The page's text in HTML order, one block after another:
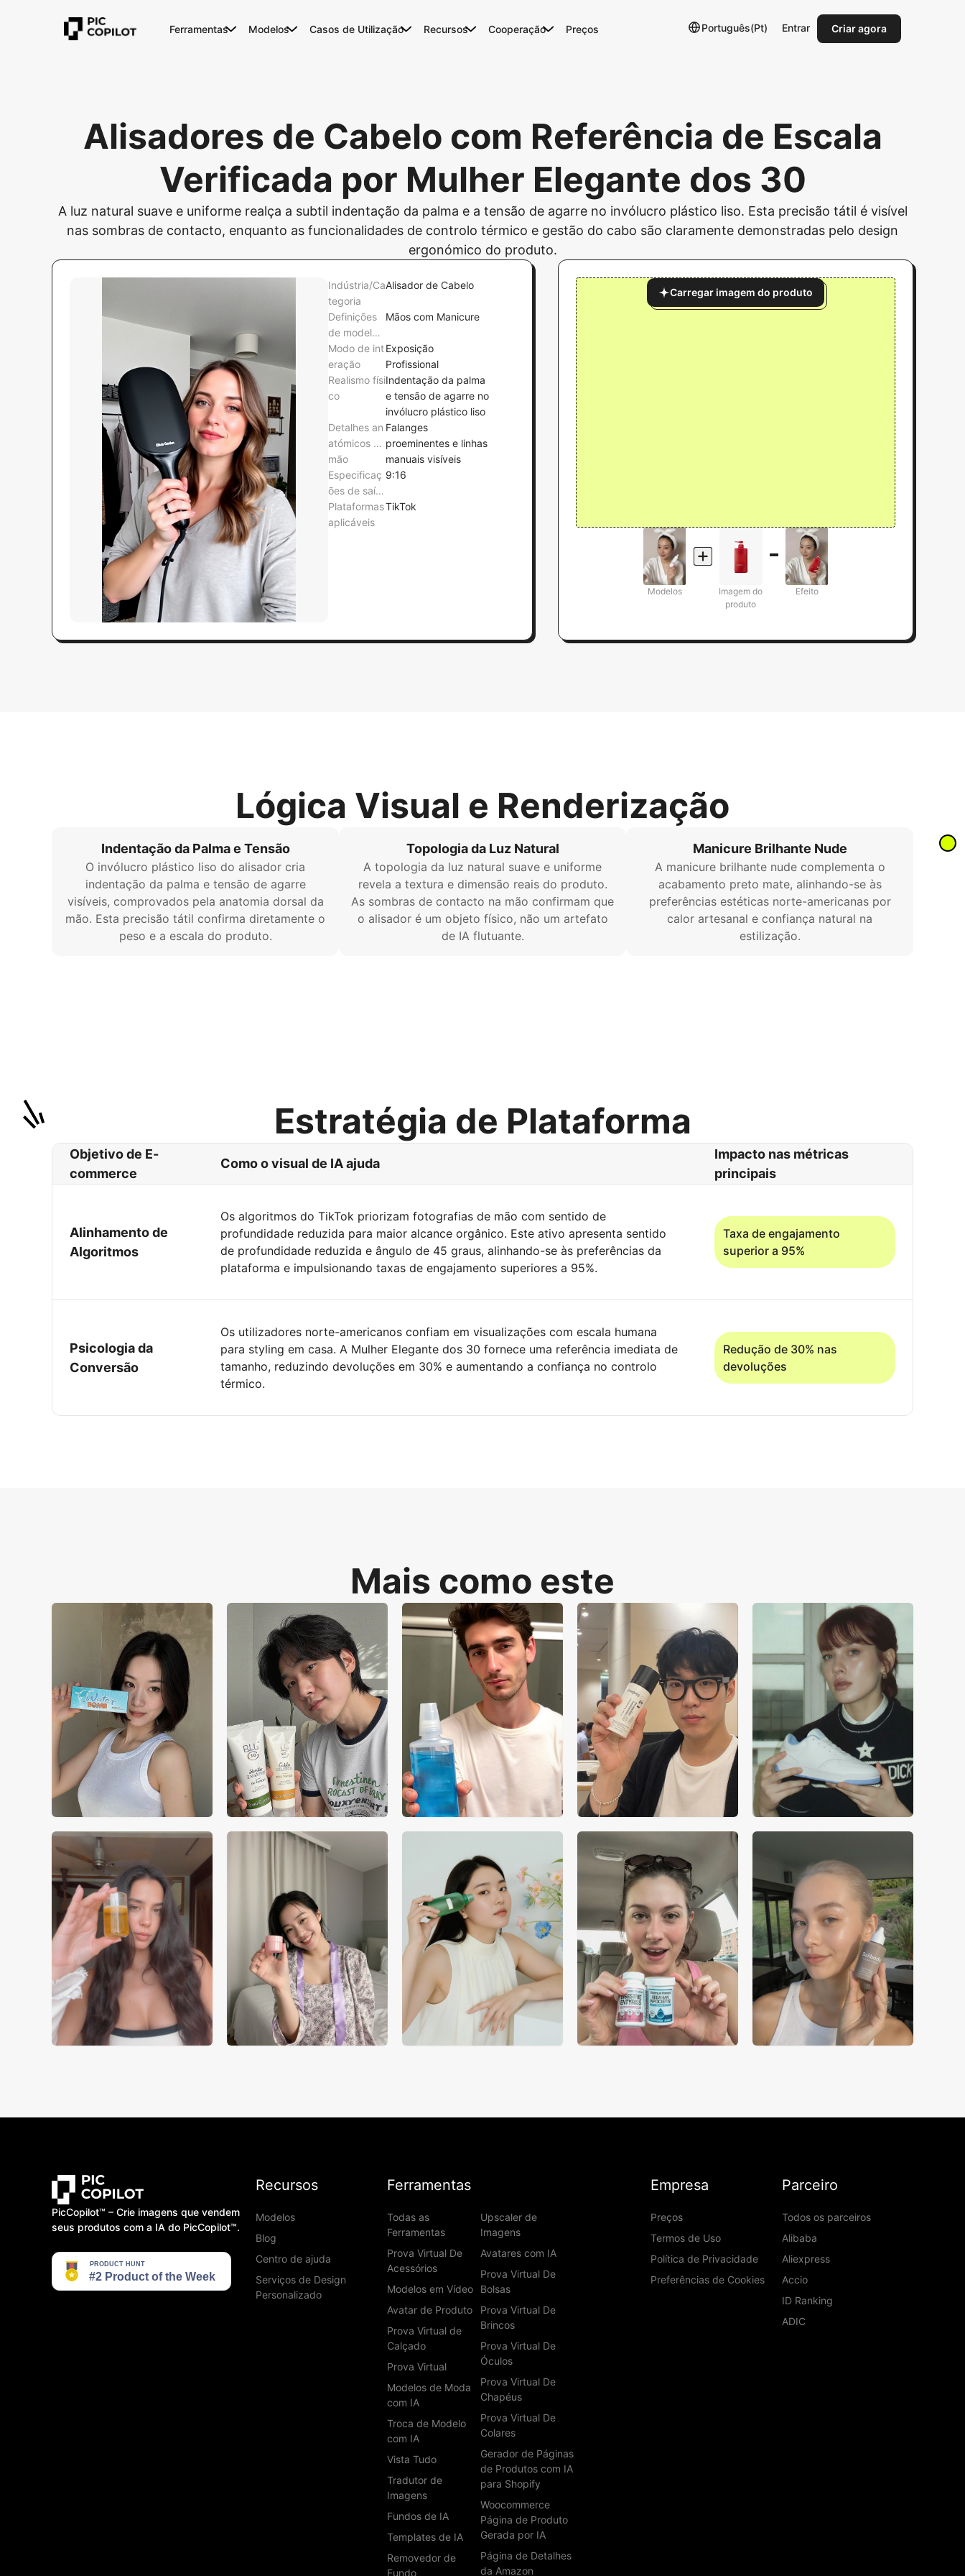
Ferramentas Modelos Casos de Utilização Recursos Cooperação Preços Português(Pt) Entrar Criar agora
Alisadores de Cabelo com Referência de Escala
Verificada por Mulher Elegante dos 30
A luz natural suave e uniforme realça a subtil indentação da palma e a tensão de agarre no invólucro plástico liso. Esta precisão tátil é visível
nas sombras de contacto, enquanto as funcionalidades de controlo térmico e gestão do cabo são claramente demonstradas pelo design
ergonómico do produto.
Indústria/Ca
tegoria
Alisador de Cabelo
Definições
de modelo
de mãos
Mãos com Manicure
Modo de int
eração
Exposição
Profissional
Realismo físi
co
Indentação da palma
e tensão de agarre no
invólucro plástico liso
Detalhes an
atómicos da
mão
Falanges
proeminentes e linhas
manuais visíveis
Especificaç
ões de saíd
a
9:16
Plataformas
aplicáveis
TikTok
Carregar imagem do produto
Modelos
Imagem do
produto
Efeito
Lógica Visual e Renderização
Indentação da Palma e Tensão
O invólucro plástico liso do alisador cria
indentação da palma e tensão de agarre
visíveis, comprovados pela anatomia dorsal da
mão. Esta precisão tátil confirma diretamente o
peso e a escala do produto.
Topologia da Luz Natural
A topologia da luz natural suave e uniforme
revela a textura e dimensão reais do produto.
As sombras de contacto na mão confirmam que
o alisador é um objeto físico, não um artefato
de IA flutuante.
Manicure Brilhante Nude
A manicure brilhante nude complementa o
acabamento preto mate, alinhando-se às
preferências estéticas norte-americanas por
calor artesanal e confiança natural na
estilização.
Estratégia de Plataforma
Objetivo de E-
commerce
Como o visual de IA ajuda
Impacto nas métricas
principais
Alinhamento de
Algoritmos
Os algoritmos do TikTok priorizam fotografias de mão com sentido de
profundidade reduzida para maior alcance orgânico. Este ativo apresenta sentido
de profundidade reduzida e ângulo de 45 graus, alinhando-se às preferências da
plataforma e impulsionando taxas de engajamento superiores a 95%.
Taxa de engajamento
superior a 95%
Psicologia da
Conversão
Os utilizadores norte-americanos confiam em visualizações com escala humana
para styling em casa. A Mulher Elegante dos 30 fornece uma referência imediata de
tamanho, reduzindo devoluções em 30% e aumentando a confiança no controlo
térmico.
Redução de 30% nas
devoluções
Mais como este
PicCopilot™️ – Crie imagens que vendem
seus produtos com a IA do PicCopilot™️.
Recursos
Modelos
Blog
Centro de ajuda
Serviços de Design
Personalizado
Ferramentas
Todas as
Ferramentas
Prova Virtual De
Acessórios
Modelos em Vídeo
Avatar de Produto
Prova Virtual de
Calçado
Prova Virtual
Modelos de Moda
com IA
Troca de Modelo
com IA
Vista Tudo
Tradutor de
Imagens
Fundos de IA
Templates de IA
Removedor de
Fundo
Upscaler de
Imagens
Avatares com IA
Prova Virtual De
Bolsas
Prova Virtual De
Brincos
Prova Virtual De
Óculos
Prova Virtual De
Chapéus
Prova Virtual De
Colares
Gerador de Páginas
de Produtos com IA
para Shopify
Woocommerce
Página de Produto
Gerada por IA
Página de Detalhes
da Amazon
Empresa
Preços
Termos de Uso
Política de Privacidade
Preferências de Cookies
Parceiro
Todos os parceiros
Alibaba
Aliexpress
Accio
ID Ranking
ADIC